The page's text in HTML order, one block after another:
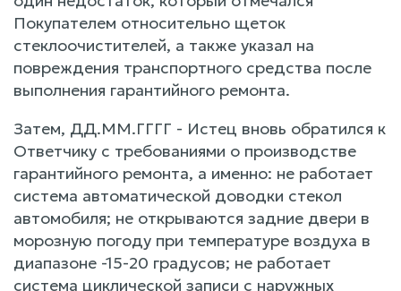
Покупателем относительно щеток
стеклоочистителей, а также указал на
повреждения транспортного средства после
выполнения гарантийного ремонта.
Затем, ДД.ММ.ГГГГ - Истец вновь обратился к
Ответчику с требованиями о производстве
гарантийного ремонта, а именно: не работает
система автоматической доводки стекол
автомобиля; не открываются задние двери в
морозную погоду при температуре воздуха в
диапазоне -15-20 градусов; не работает
система циклической записи с наружных